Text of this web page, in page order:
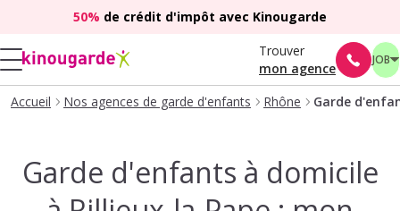
50% de crédit d'impôt avec Kinougarde
Trouver
mon agence
JOB
Accueil Nos agences de garde d'enfants Rhône Garde
Garde d'enfants à domicile